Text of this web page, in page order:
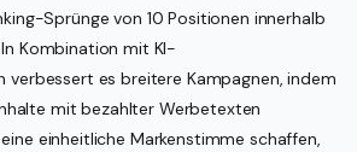
Sprünge von 10 Positionen innerhalb
Kombination mit KI-
es breitere Kampagnen, indem
mit bezahlter Werbetexten
einheitliche Markenstimme schaffen,